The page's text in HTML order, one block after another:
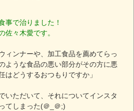
事で治りました！
佐々木愛です。
ィンナーや、加工食品を薦めてらっ
ような食品の悪い部分がその方に悪
はどうするおつもりですか」
いただいて、それについてインスタ
てしまった(＠_＠;)